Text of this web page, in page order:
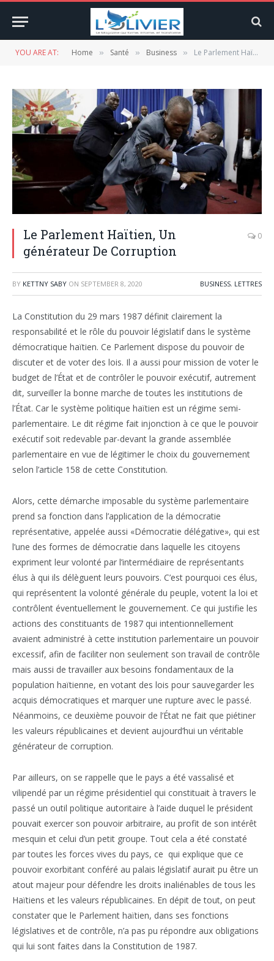
YOU ARE AT: Home » Santé » Business » Le Parlement Haïtien, Un générateur De Corruption
Le Parlement Haïtien, Un
générateur De Corruption
0
BY KETTNY SABY ON SEPTEMBER 8, 2020 BUSINESS, LETTRES
La Constitution du 29 mars 1987 définit clairement la
responsabilité et le rôle du pouvoir législatif dans le système
démocratique haïtien. Ce Parlement dispose du pouvoir de
discuter et de voter des lois. Il a aussi pour mission de voter le
budget de l’État et de contrôler le pouvoir exécutif, autrement
dit, surveiller la bonne marche de toutes les institutions de
l’État. Car le système politique haïtien est un régime semi-
parlementaire. Le dit régime fait injonction à ce que le pouvoir
exécutif soit redevable par-devant la grande assemblée
parlementaire en vue de légitimer le choix du gouvernement
selon l’article 158 de cette Constitution.
Alors, cette démarche imposable du système parlementaire
prend sa fonction dans l’application de la démocratie
représentative, appelée aussi «Démocratie délégative», qui est
l’une des formes de démocratie dans laquelle les citoyens
expriment leur volonté par l’intermédiaire de représentants
élus à qui ils délèguent leurs pouvoirs. C’est pourquoi ces élus,
qui représentent la volonté générale du peuple, votent la loi et
contrôlent éventuellement le gouvernement. Ce qui justifie les
actions des constituants de 1987 qui intentionnellement
avaient administré à cette institution parlementaire un pouvoir
excessif, afin de faciliter non seulement son travail de contrôle
mais aussi de travailler aux besoins fondamentaux de la
population haïtienne, en votant des lois pour sauvegarder les
acquis démocratiques et marquer une rupture avec le passé.
Néanmoins, ce deuxième pouvoir de l’État ne fait que piétiner
les valeurs républicaines et devient aujourd’hui un véritable
générateur de corruption.
Par ailleurs, on se rappelle que le pays a été vassalisé et
vilipendé par un régime présidentiel qui constituait à travers le
passé un outil politique autoritaire à l’aide duquel le président
pouvait exercer son pouvoir arbitraire, au profit de son intérêt
mesquin et celui d’un petit groupe. Tout cela a été constaté
par toutes les forces vives du pays, ce qui explique que ce
pouvoir exorbitant conféré au palais législatif aurait pu être un
atout majeur pour défendre les droits inaliénables de tous les
Haïtiens et les valeurs républicaines. En dépit de tout, on peut
constater que le Parlement haïtien, dans ses fonctions
législatives et de contrôle, n’a pas pu répondre aux obligations
qui lui sont faites dans la Constitution de 1987.